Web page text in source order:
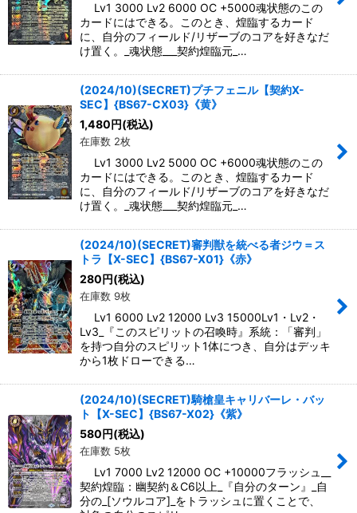
Lv1 3000 Lv2 6000 OC +5000魂状態のこの
カードにはできる。このとき、煌臨するカード
に、自分のフィールド/リザーブのコアを好きなだ
け置く。_魂状態___契約煌臨元_…
(2024/10)(SECRET)プチフェニル【契約X-
SEC】{BS67-CX03}《黄》
1,480円(税込)
在庫数 2枚
Lv1 3000 Lv2 5000 OC +6000魂状態のこの
カードにはできる。このとき、煌臨するカード
に、自分のフィールド/リザーブのコアを好きなだ
け置く。_魂状態___契約煌臨元_…
(2024/10)(SECRET)審判獣を統べる者ジウ＝ス
トラ【X-SEC】{BS67-X01}《赤》
280円(税込)
在庫数 9枚
Lv1 6000 Lv2 12000 Lv3 15000Lv1・Lv2・
Lv3_『このスピリットの召喚時』系統：「審判」
を持つ自分のスピリット1体につき、自分はデッキ
から1枚ドローできる…
(2024/10)(SECRET)騎槍皇キャリバーレ・バッ
ト【X-SEC】{BS67-X02}《紫》
580円(税込)
在庫数 5枚
Lv1 7000 Lv2 12000 OC +10000フラッシュ__
契約煌臨：幽契約＆C6以上_『自分のターン』_自
分の_[ソウルコア]_をトラッシュに置くことで、